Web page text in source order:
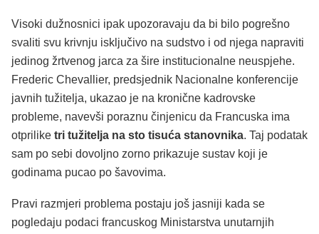
Visoki dužnosnici ipak upozoravaju da bi bilo pogrešno
svaliti svu krivnju isključivo na sudstvo i od njega napraviti
jedinog žrtvenog jarca za šire institucionalne neuspjehe.
Frederic Chevallier, predsjednik Nacionalne konferencije
javnih tužitelja, ukazao je na kronične kadrovske
probleme, navevši poraznu činjenicu da Francuska ima
otprilike tri tužitelja na sto tisuća stanovnika. Taj podatak
sam po sebi dovoljno zorno prikazuje sustav koji je
godinama pucao po šavovima.
Pravi razmjeri problema postaju još jasniji kada se
pogledaju podaci francuskog Ministarstva unutarnjih